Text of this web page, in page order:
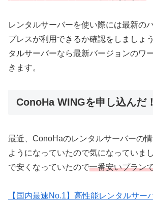
レンタルサーバーを使い際には最新の
プレスが利用できるか確認をしましょ
タルサーバーなら最新バージョンのワ
きます。
ConoHa WINGを申し込んだ！
最近、ConoHaのレンタルサーバーの
ようになっていたので気になっていま
で安くなっていたので一番安いプラン
【国内最速No.1】高性能レンタルサー